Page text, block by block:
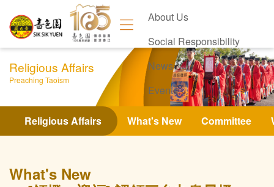
About Us
Social Responsibility
News
Events
Contact Us
Religious Affairs
Preaching Taoism
Religious Affairs What's New Committee
What's New